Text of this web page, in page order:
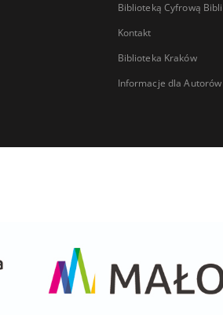
Biblioteką Cyfrową
Kontakt
Biblioteka Kraków
Informacje dla